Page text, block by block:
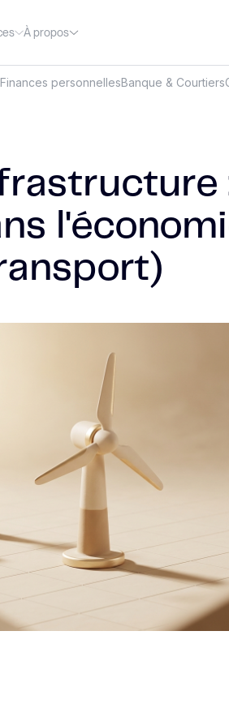
À propos
Finances personnellesBanque & Courtiers